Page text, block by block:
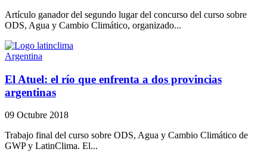
Artículo ganador del segundo lugar del concurso del curso sobre
ODS, Agua y Cambio Climático, organizado...
Argentina
El Atuel: el río que enfrenta a dos provincias
argentinas
09 Octubre 2018
Trabajo final del curso sobre ODS, Agua y Cambio Climático de
GWP y LatinClima. El...